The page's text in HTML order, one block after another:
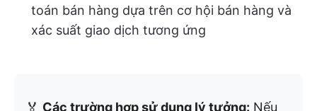
toán bán hàng dựa trên cơ hội bán hàng và
xác suất giao dịch tương ứng
🏅 Các trường hợp sử dụng lý tưởng: Nếu